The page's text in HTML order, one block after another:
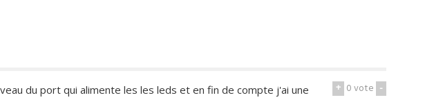
+ 0vote -
du port qui alimente les les leds et en fin de compte j'ai une